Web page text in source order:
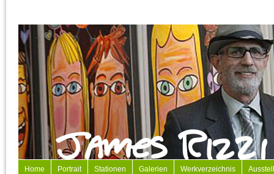
Home Portrait Stationen Galerien Werkverzeichnis